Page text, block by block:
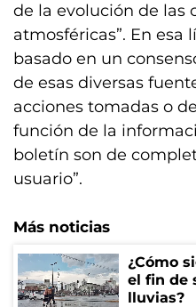
de la evolución de las
atmosféricas”. En esa
basado en un
de esas diversas
acciones tomadas o
función de la
boletín son de
usuario”.
Más noticias
¿Cómo
el fin de
lluvias?